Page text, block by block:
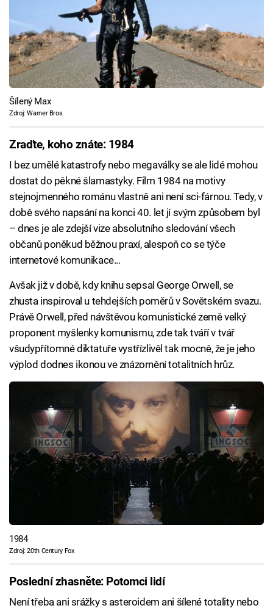
Šílený Max
Zdroj: Warner Bros.
Zraďte, koho znáte: 1984
I bez umělé katastrofy nebo megaválky se ale lidé mohou
dostat do pěkné šlamastyky. Film 1984 na motivy
stejnojmenného románu vlastně ani není sci-fárnou. Tedy, v
době svého napsání na konci 40. let jí svým způsobem byl
– dnes je ale zdejší vize absolutního sledování všech
občanů poněkud běžnou praxí, alespoň co se týče
internetové komunikace...
Avšak již v době, kdy knihu sepsal George Orwell, se
zhusta inspiroval u tehdejších poměrů v Sovětském svazu.
Právě Orwell, před návštěvou komunistické země velký
proponent myšlenky komunismu, zde tak tváří v tvář
všudypřítomné diktatuře vystřízlivěl tak mocně, že je jeho
výplod dodnes ikonou ve znázornění totalitních hrůz.
1984
Zdroj: 20th Century Fox
Poslední zhasněte: Potomci lidí
Není třeba ani srážky s asteroidem ani šílené totality nebo